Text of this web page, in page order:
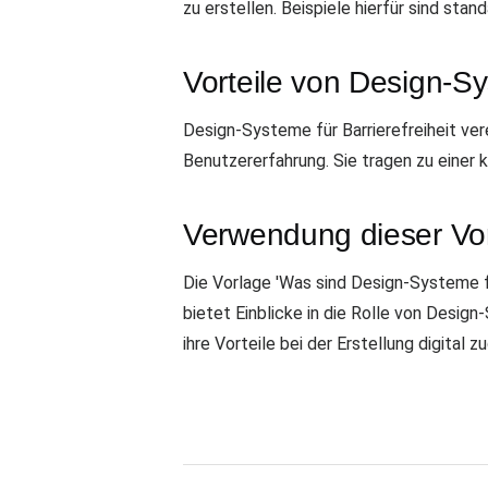
zu erstellen. Beispiele hierfür sind
Vorteile von Design-
Design-Systeme für Barrierefreiheit
Benutzererfahrung. Sie tragen zu
Verwendung dieser
Die Vorlage 'Was sind Design-
bietet Einblicke in die Rolle von
ihre Vorteile bei der Erstellung digital